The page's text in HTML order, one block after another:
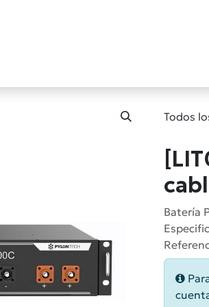
Todos
Batería